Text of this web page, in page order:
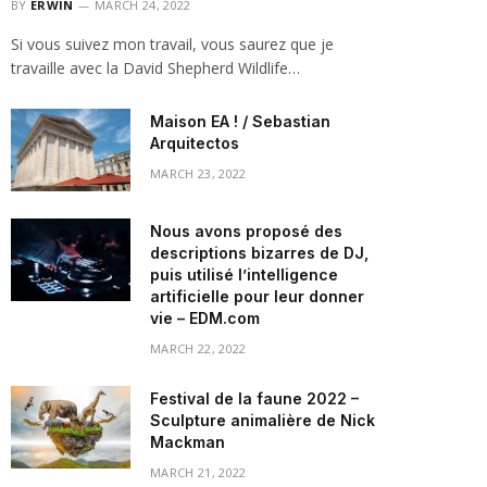
BY ERWIN MARCH 24, 2022
Si vous suivez mon travail, vous saurez que je
travaille avec la David Shepherd Wildlife…
Maison EA ! / Sebastian
Arquitectos
MARCH 23, 2022
Nous avons proposé des
descriptions bizarres de DJ,
puis utilisé l’intelligence
artificielle pour leur donner
vie – EDM.com
MARCH 22, 2022
Festival de la faune 2022 –
Sculpture animalière de Nick
Mackman
MARCH 21, 2022